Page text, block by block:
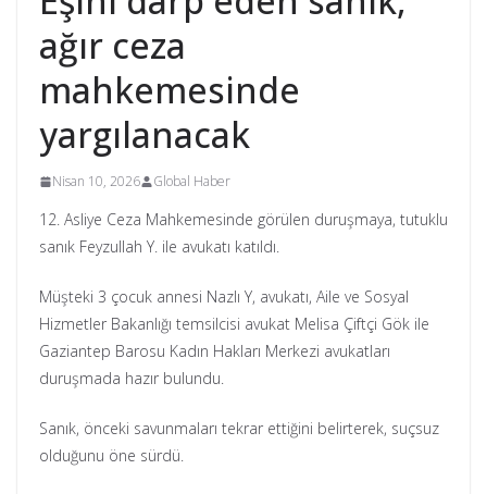
ağır ceza
mahkemesinde
yargılanacak
Nisan 10, 2026 Global Haber
12. Asliye Ceza Mahkemesinde görülen duruşmaya, tutuklu
sanık Feyzullah Y. ile avukatı katıldı.
Müşteki 3 çocuk annesi Nazlı Y, avukatı, Aile ve Sosyal
Hizmetler Bakanlığı temsilcisi avukat Melisa Çiftçi Gök ile
Gaziantep Barosu Kadın Hakları Merkezi avukatları
duruşmada hazır bulundu.
Sanık, önceki savunmaları tekrar ettiğini belirterek, suçsuz
olduğunu öne sürdü.